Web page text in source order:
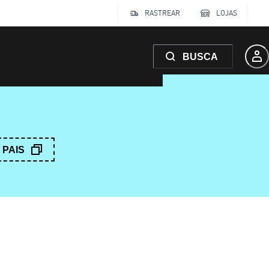
RASTREAR LOJAS
BUSCA
PAIS